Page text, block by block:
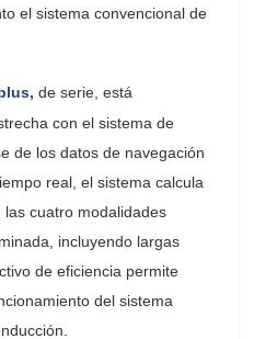
el sistema convencional de
de serie, está
con el sistema de
de los datos de navegación
real, el sistema calcula
cuatro modalidades
incluyendo largas
de eficiencia permite
del sistema